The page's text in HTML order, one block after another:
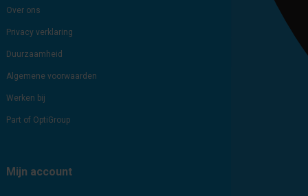
Over ons
Privacy verklaring
Duurzaamheid
Algemene voorwaarden
Werken bij
Part of OptiGroup
Mijn account